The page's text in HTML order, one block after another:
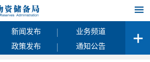
新闻发布 |
业务频道
政策发布 | 通知公告